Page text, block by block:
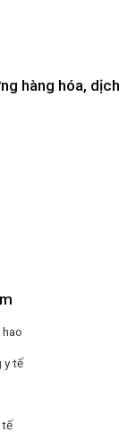
hàng hóa, dịch
y tế
tế